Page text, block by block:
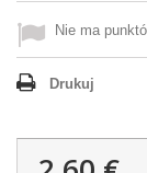
Nie ma
Drukuj